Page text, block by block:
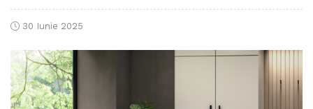
30 Iunie 2025